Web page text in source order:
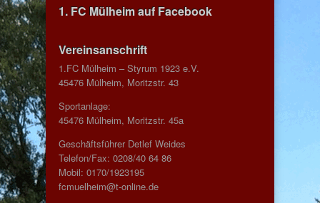
1. FC Mülheim auf Facebook
Vereinsanschrift
1.FC Mülheim – Styrum 1923 e.V.
45476 Mülheim, Moritzstr. 43
Sportanlage:
45476 Mülheim, Moritzstr. 45a
Geschäftsführer Detlef Weides
Telefon/Fax: 0208/40 64 86
Mobil: 0170/1923195
fcmuelheim@t-online.de